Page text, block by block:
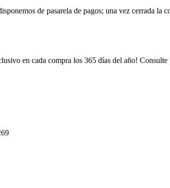
de pasarela de pagos; una vez cerrada la
en cada compra los 365 días del año!